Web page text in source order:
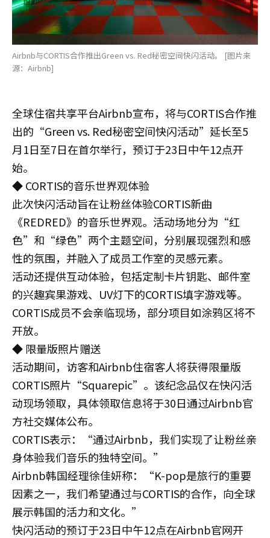
Airbnb与CORTIS合作推出Green vs. Red秘密空间快闪活动。 [图片来
源：Airbnb]
全球住宿共享平台Airbnb宣布，将与CORTIS合作推
出的“Green vs. Red秘密空间快闪活动”延长至5
月1日至7日在首尔举行，预订于23日中午12点开
始。
◆ CORTIS的音乐世界观体验
此次快闪活动旨在让粉丝体验CORTIS新曲
《REDRED》的音乐世界观。活动场地分为“红
色”和“绿色”两个主题空间，分别展现强烈和感
性的氛围，并融入了成员工作室的灵感元素。
活动还提供互动体验，包括定制卡片钥匙、邮件室
的兴趣宾果游戏、UV灯下的CORTIS填字游戏等。
CORTIS成员不会亲临现场，部分项目如涂鸦区将不
开放。
◆ 限量版照片赠送
活动期间，访客和Airbnb住宿客人将获得限量版
CORTIS照片“Squarepic”。该纪念品仅在快闪活
动现场领取，具体领取信息将于30日通过Airbnb官
方社交媒体公布。
CORTIS表示：“通过Airbnb，我们实现了让粉丝亲
身体验我们音乐的独特空间。”
Airbnb韩国经理徐佳妍称：“K-pop是旅行的重要
因素之一，我们希望通过与CORTIS的合作，向全球
展示韩国的活力和文化。”
快闪活动的预订于23日中午12点在Airbnb官网开